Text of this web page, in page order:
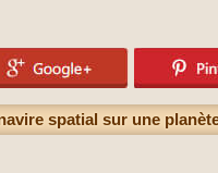
spatial sur une